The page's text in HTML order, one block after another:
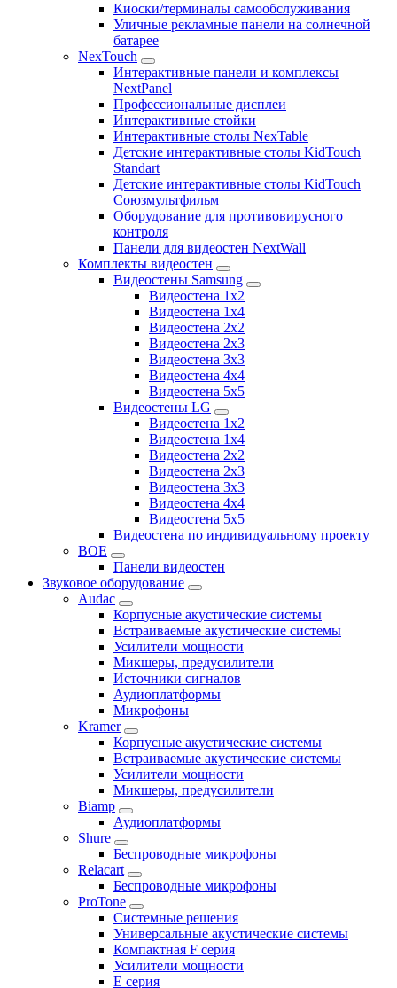
Киоски/терминалы самообслуживания
Уличные рекламные панели на солнечной
батарее
NexTouch
Интерактивные панели и комплексы
NextPanel
Профессиональные дисплеи
Интерактивные стойки
Интерактивные столы NexTable
Детские интерактивные столы KidTouch
Standart
Детские интерактивные столы KidTouch
Союзмультфильм
Оборудование для противовирусного
контроля
Панели для видеостен NextWall
Комплекты видеостен
Видеостены Samsung
Видеостена 1x2
Видеостена 1x4
Видеостена 2x2
Видеостена 2х3
Видеостена 3x3
Видеостена 4x4
Видеостена 5x5
Видеостены LG
Видеостена 1x2
Видеостена 1x4
Видеостена 2x2
Видеостена 2x3
Видеостена 3x3
Видеостена 4x4
Видеостена 5x5
Видеостена по индивидуальному проекту
BOE
Панели видеостен
Звуковое оборудование
Audac
Корпусные акустические системы
Встраиваемые акустические системы
Усилители мощности
Микшеры, предусилители
Источники сигналов
Аудиоплатформы
Микрофоны
Kramer
Корпусные акустические системы
Встраиваемые акустические системы
Усилители мощности
Микшеры, предусилители
Biamp
Аудиоплатформы
Shure
Беспроводные микрофоны
Relacart
Беспроводные микрофоны
ProTone
Системные решения
Универсальные акустические системы
Компактная F серия
Усилители мощности
E серия